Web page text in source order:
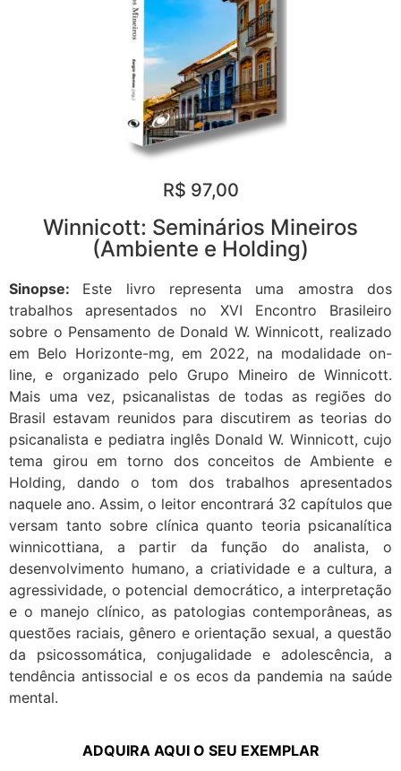
R$ 97,00
Winnicott: Seminários Mineiros
(Ambiente e Holding)
Sinopse: Este livro representa uma amostra dos
trabalhos apresentados no XVI Encontro Brasileiro
sobre o Pensamento de Donald W. Winnicott, realizado
em Belo Horizonte-mg, em 2022, na modalidade on-
line, e organizado pelo Grupo Mineiro de Winnicott.
Mais uma vez, psicanalistas de todas as regiões do
Brasil estavam reunidos para discutirem as teorias do
psicanalista e pediatra inglês Donald W. Winnicott, cujo
tema girou em torno dos conceitos de Ambiente e
Holding, dando o tom dos trabalhos apresentados
naquele ano. Assim, o leitor encontrará 32 capítulos que
versam tanto sobre clínica quanto teoria psicanalítica
winnicottiana, a partir da função do analista, o
desenvolvimento humano, a criatividade e a cultura, a
agressividade, o potencial democrático, a interpretação
e o manejo clínico, as patologias contemporâneas, as
questões raciais, gênero e orientação sexual, a questão
da psicossomática, conjugalidade e adolescência, a
tendência antissocial e os ecos da pandemia na saúde
mental.
ADQUIRA AQUI O SEU EXEMPLAR